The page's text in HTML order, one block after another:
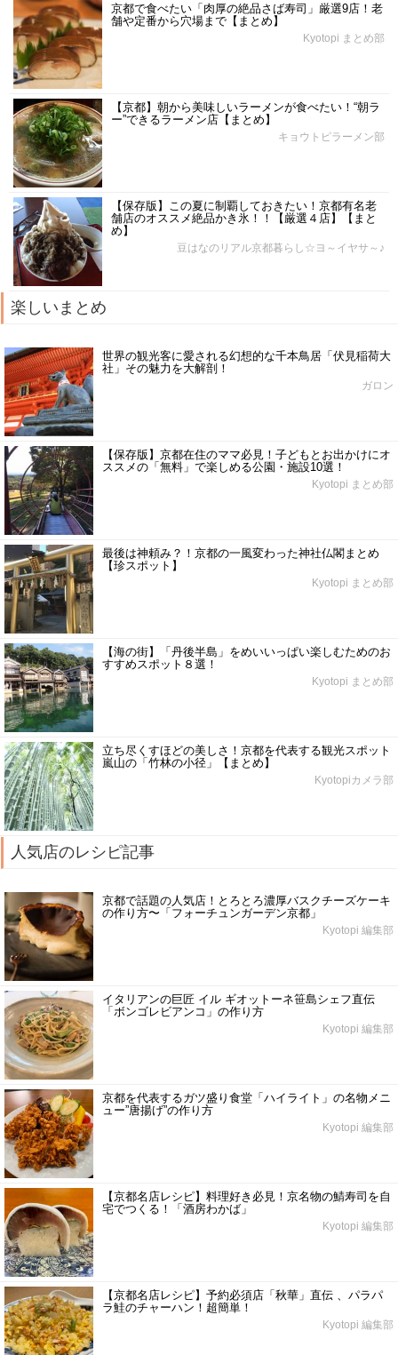
京都で食べたい「肉厚の絶品さば寿司」厳選9店！老
舗や定番から穴場まで【まとめ】
Kyotopi まとめ部
【京都】朝から美味しいラーメンが食べたい！“朝ラ
ー”できるラーメン店【まとめ】
キョウトピラーメン部
【保存版】この夏に制覇しておきたい！京都有名老
舗店のオススメ絶品かき氷！！【厳選４店】【まと
め】
豆はなのリアル京都暮らし☆ヨ～イヤサ～♪
楽しいまとめ
世界の観光客に愛される幻想的な千本鳥居「伏見稲荷大
社」その魅力を大解剖！
ガロン
【保存版】京都在住のママ必見！子どもとお出かけにオ
ススメの「無料」で楽しめる公園・施設10選！
Kyotopi まとめ部
最後は神頼み？！京都の一風変わった神社仏閣まとめ
【珍スポット】
Kyotopi まとめ部
【海の街】「丹後半島」をめいいっぱい楽しむためのお
すすめスポット８選！
Kyotopi まとめ部
立ち尽くすほどの美しさ！京都を代表する観光スポット
嵐山の「竹林の小径」【まとめ】
Kyotopiカメラ部
人気店のレシピ記事
京都で話題の人気店！とろとろ濃厚バスクチーズケーキ
の作り方〜「フォーチュンガーデン京都」
Kyotopi 編集部
イタリアンの巨匠 イル ギオットーネ笹島シェフ直伝
「ボンゴレビアンコ」の作り方
Kyotopi 編集部
京都を代表するガツ盛り食堂「ハイライト」の名物メニ
ュー”唐揚げ”の作り方
Kyotopi 編集部
【京都名店レシピ】料理好き必見！京名物の鯖寿司を自
宅でつくる！「酒房わかば」
Kyotopi 編集部
【京都名店レシピ】予約必須店「秋華」直伝 、パラパ
ラ鮭のチャーハン！超簡単！
Kyotopi 編集部